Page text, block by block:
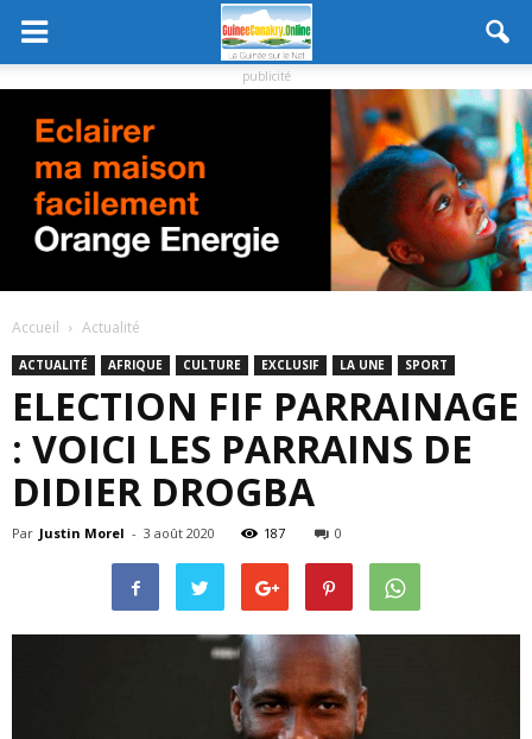
publicité
Accueil Actualité
ACTUALITÉ AFRIQUE CULTURE EXCLUSIF LA UNE SPORT
ELECTION FIF PARRAINAGE
: VOICI LES PARRAINS DE
DIDIER DROGBA
Par Justin Morel - 3 août 2020 187 0